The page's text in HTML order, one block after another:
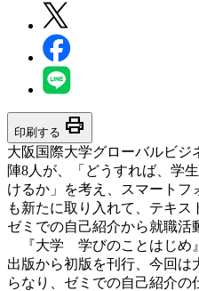
印刷する print
大阪国際大学グローバルビジ
陣8人が、「どうすれば、学
けるか」を考え、スマート
も新たに取り入れて、テキ
ゼミでの自己紹介から就職活
『大学 学びのことはじめ
出版から初版を刊行、今回は
らなり、ゼミでの自己紹介